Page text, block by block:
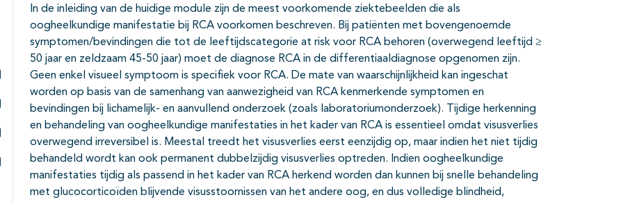
Subpagina's open- en dichtklappen
Subpagina's open- en dichtklappen
Subpagina's open- en dichtklappen
Subpagina's open- en dichtklappen
In de inleiding van de huidige module zijn de meest voorkomende ziektebeelden die als
oogheelkundige manifestatie bij RCA voorkomen beschreven. Bij patiënten met bovengenoemde
symptomen/bevindingen die tot de leeftijdscategorie at risk voor RCA behoren (overwegend leeftijd ≥
50 jaar en zeldzaam 45-50 jaar) moet de diagnose RCA in de differentiaaldiagnose opgenomen zijn.
Geen enkel visueel symptoom is specifiek voor RCA. De mate van waarschijnlijkheid kan ingeschat
worden op basis van de samenhang van aanwezigheid van RCA kenmerkende symptomen en
bevindingen bij lichamelijk- en aanvullend onderzoek (zoals laboratoriumonderzoek). Tijdige herkenning
en behandeling van oogheelkundige manifestaties in het kader van RCA is essentieel omdat visusverlies
overwegend irreversibel is. Meestal treedt het visusverlies eerst eenzijdig op, maar indien het niet tijdig
behandeld wordt kan ook permanent dubbelzijdig visusverlies optreden. Indien oogheelkundige
manifestaties tijdig als passend in het kader van RCA herkend worden dan kunnen bij snelle behandeling
met glucocorticoïden blijvende visusstoornissen van het andere oog, en dus volledige blindheid,